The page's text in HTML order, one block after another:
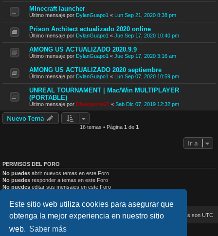
Este sitio web utiliza cookies para asegurar que
obtenga la mejor experiencia en nuestro sitio
web. Saber más
MInecraft launcher
Último mensaje por DylanGuapo1 « Lun Sep 21, 2020 8:38 pm
Prison Architect actualizado 2020 online
Último mensaje por DylanGuapo1 « Jue Sep 17, 2020 10:40 pm
AMONG US ACTUALIZADO 2020.9.9
Último mensaje por DylanGuapo1 « Jue Sep 17, 2020 3:16 am
AMONG US ACTUALIZADO 2020 septiembre
Último mensaje por DylanGuapo1 « Lun Sep 07, 2020 10:59 pm
UNREAL TOURNAMENT | Mac/Win MULTIPLAYER
(PORTABLE)
Último mensaje por Divergente27 « Sab Dic 07, 2019 12:32 pm
Nuevo Tema
16 temas • Página 1 de 1
Ir a
PERMISOS DEL FORO
No puedes abrir nuevos temas en este Foro
No puedes responder a temas en este Foro
No puedes editar sus mensajes en este Foro
No puedes
enviar adjuntos en este Foro
Inicio Índice general Todos los horarios son UTC